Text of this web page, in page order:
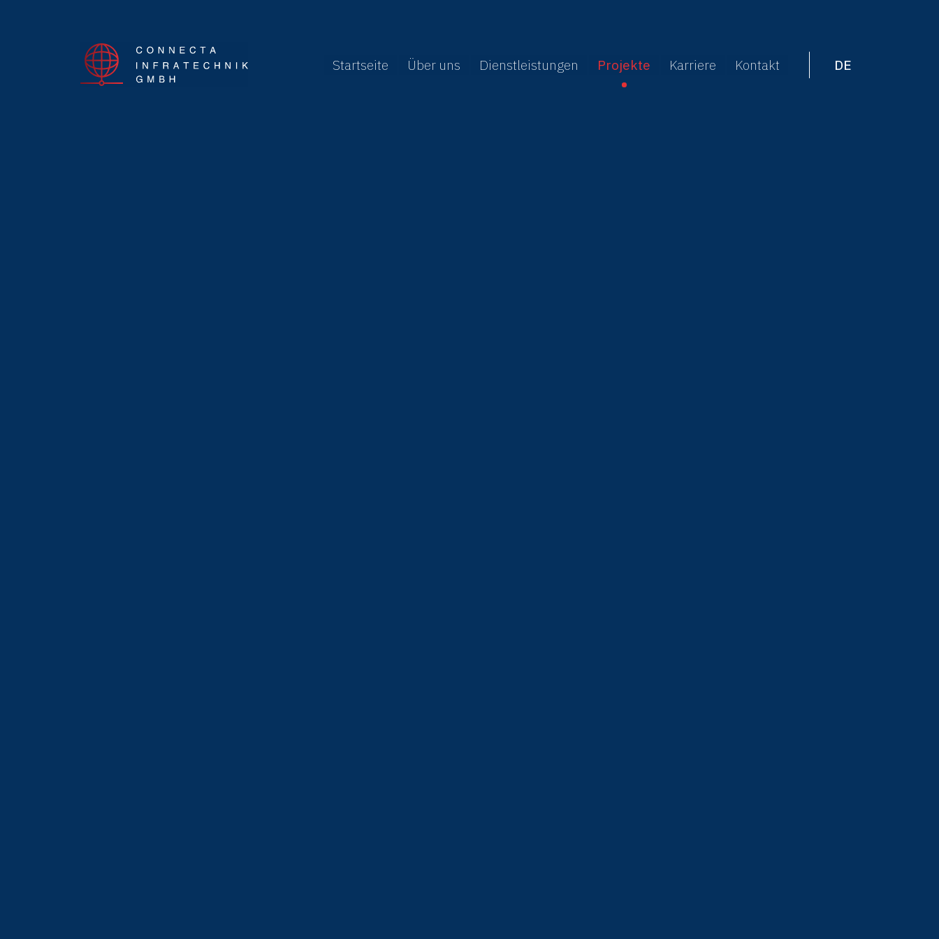
Startseite Über uns Dienstleistungen Projekte Karriere Kontakt DE